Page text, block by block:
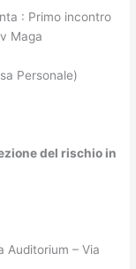
: Primo incontro
Maga
Personale)
del rischio in
Auditorium – Via